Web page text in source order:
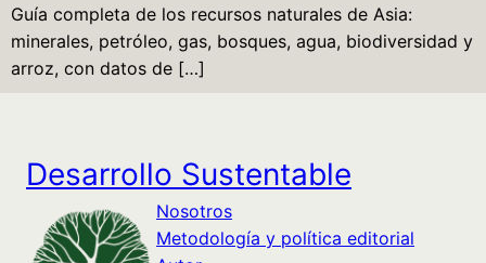
Guía completa de los recursos naturales de Asia:
minerales, petróleo, gas, bosques, agua, biodiversidad y
arroz, con datos de […]
Desarrollo Sustentable
Nosotros
Metodología y política editorial